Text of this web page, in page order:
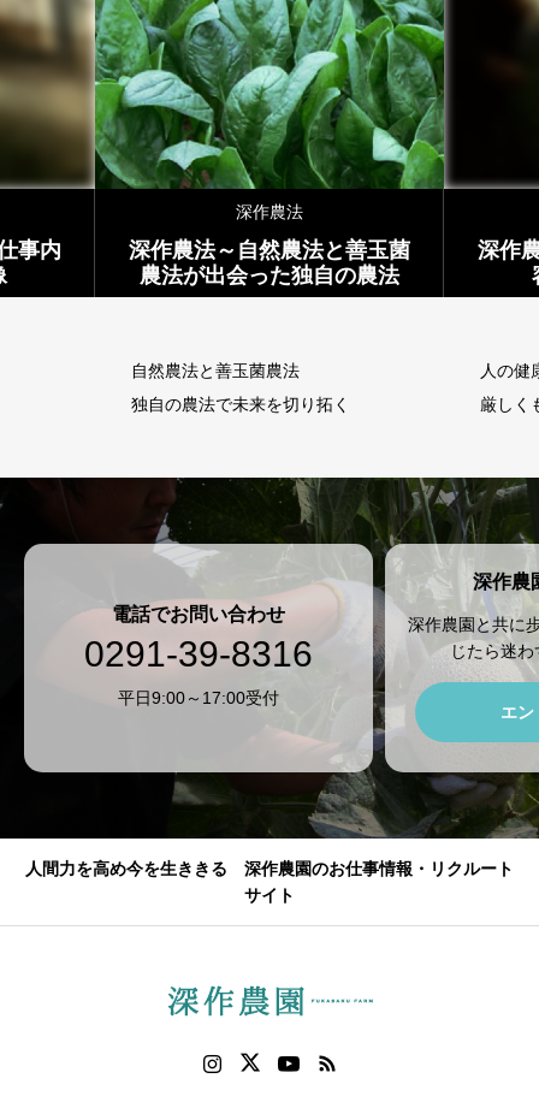
事内
深作農法
深作農法～自然農法と善玉菌
農法が出会った独自の農法
自然農法と善玉菌農法
独自の農法で未来を切り拓く
深作
人の健
厳しく
電話でお問い合わせ
0291-39-8316
平日9:00～17:00受付
深作農
深作農園と共に
じたら迷
エン
人間力を高め今を生ききる 深作農園のお仕事情報・リクルート
サイト